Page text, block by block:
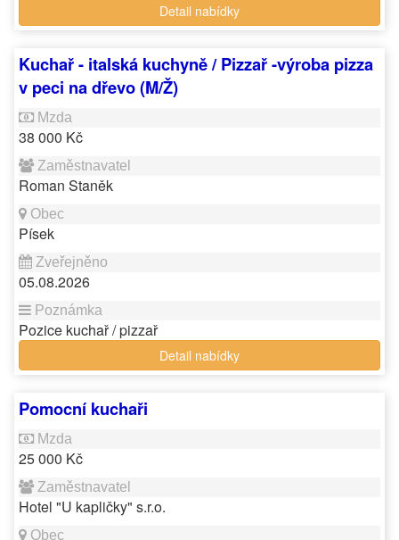
Detail nabídky
Kuchař - italská kuchyně / Pizzař -výroba pizza
v peci na dřevo (M/Ž)
38 000 Kč
Roman Staněk
Písek
05.08.2026
Pozice kuchař / pizzař
Detail nabídky
Pomocní kuchaři
25 000 Kč
Hotel "U kapličky" s.r.o.